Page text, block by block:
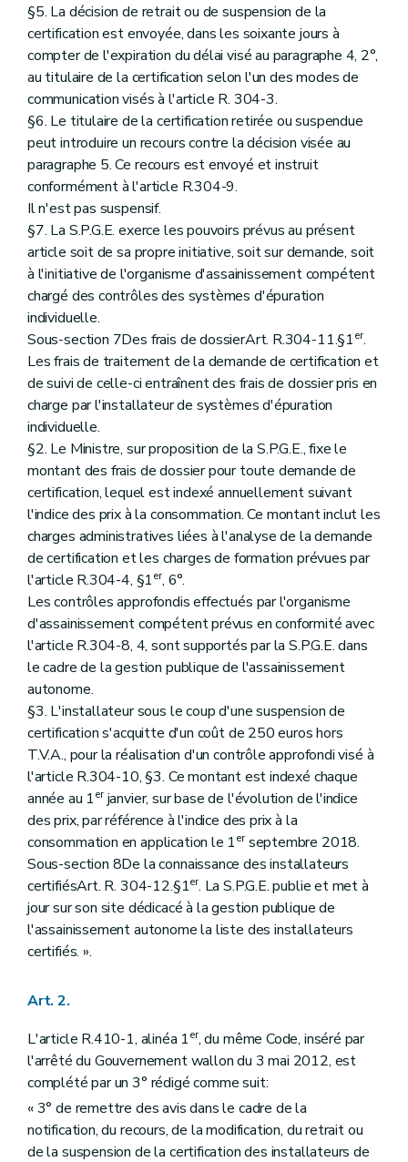
§5. La décision de retrait ou de suspension de la
certification est envoyée, dans les soixante jours à
compter de l'expiration du délai visé au paragraphe 4, 2°,
au titulaire de la certification selon l'un des modes de
communication visés à l'article R. 304-3.
§6. Le titulaire de la certification retirée ou suspendue
peut introduire un recours contre la décision visée au
paragraphe 5. Ce recours est envoyé et instruit
conformément à l'article R.304-9.
Il n'est pas suspensif.
§7. La S.P.G.E. exerce les pouvoirs prévus au présent
article soit de sa propre initiative, soit sur demande, soit
à l'initiative de l'organisme d'assainissement compétent
chargé des contrôles des systèmes d'épuration
individuelle.
Sous-section 7Des frais de dossierArt. R.304-11.§1er.
Les frais de traitement de la demande de certification et
de suivi de celle-ci entraînent des frais de dossier pris en
charge par l'installateur de systèmes d'épuration
individuelle.
§2. Le Ministre, sur proposition de la S.P.G.E., fixe le
montant des frais de dossier pour toute demande de
certification, lequel est indexé annuellement suivant
l'indice des prix à la consommation. Ce montant inclut les
charges administratives liées à l'analyse de la demande
de certification et les charges de formation prévues par
l'article R.304-4, §1er, 6°.
Les contrôles approfondis effectués par l'organisme
d'assainissement compétent prévus en conformité avec
l'article R.304-8, 4, sont supportés par la S.P.G.E. dans
le cadre de la gestion publique de l'assainissement
autonome.
§3. L'installateur sous le coup d'une suspension de
certification s'acquitte d'un coût de 250 euros hors
T.V.A., pour la réalisation d'un contrôle approfondi visé à
l'article R.304-10, §3. Ce montant est indexé chaque
année au 1erjanvier, sur base de l'évolution de l'indice
des prix, par référence à l'indice des prix à la
consommation en application le 1erseptembre 2018.
Sous-section 8De la connaissance des installateurs
certifiésArt. R. 304-12.§1er. La S.P.G.E. publie et met à
jour sur son site dédicacé à la gestion publique de
l'assainissement autonome la liste des installateurs
certifiés. ».
Art. 2.
L'article R.410-1, alinéa 1er, du même Code, inséré par
l'arrêté du Gouvernement wallon du 3 mai 2012, est
complété par un 3° rédigé comme suit:
« 3° de remettre des avis dans le cadre de la
notification, du recours, de la modification, du retrait ou
de la suspension de la certification des installateurs de